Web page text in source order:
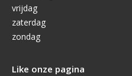
vrijdag
zaterdag
zondag
Like onze pagina